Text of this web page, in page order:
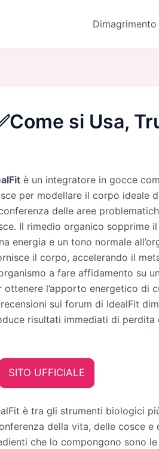
Dimagrimento
si Usa,
è un integratore in gocce
per modellare il corpo ideale
delle aree
Il rimedio organico sopprime
energia e un tono normale
il corpo, accelerando il
a fare affidamento su
ottenere l’apporto energetico di
sui forum di IdealFit
risultati immediati di perdita
SITO UFFICIALE
è tra gli strumenti biologici
della vita, delle cosce e
che lo compongono sono